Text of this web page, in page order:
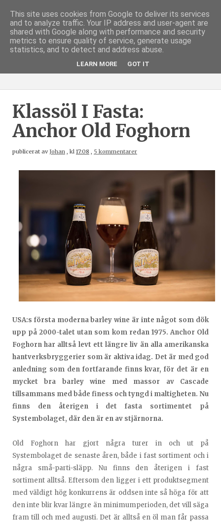
Klassöl I Fasta:
Anchor Old Foghorn
publicerat avJohan , kl 17:08 , 5 kommentarer
USA:s första moderna barley wine är inte något som dök
upp på 2000-talet utan som kom redan 1975. Anchor Old
Foghorn har alltså levt ett längre liv än alla amerikanska
hantverksbryggerier som är aktiva idag. Det är med god
anledning som den fortfarande finns kvar, för det är en
mycket bra barley wine med massor av Cascade
tillsammans med både finess och tyngd i maltigheten. Nu
finns den återigen i det fasta sortimentet på
Systembolaget, där den är en av stjärnorna.
Old Foghorn har gjort några turer in och ut på
Systembolaget de senaste åren, både i fast sortiment och i
några små-parti-släpp. Nu finns den återigen i fast
sortiment alltså. Eftersom den ligger i ett produktsegment
med väldigt hög konkurrens är oddsen inte så höga för att
den inte blir kvar längre än minimumperioden, det vill säga
fram till och med augusti. Det är alltså en öl man får passa
This site uses cookies from Google to deliver its services
and to analyze traffic. Your IP address and user-agent are
shared with Google along with performance and security
metrics to ensure quality of service, generate usage
statistics, and to detect and address abuse.
LEARN MORE GOT IT